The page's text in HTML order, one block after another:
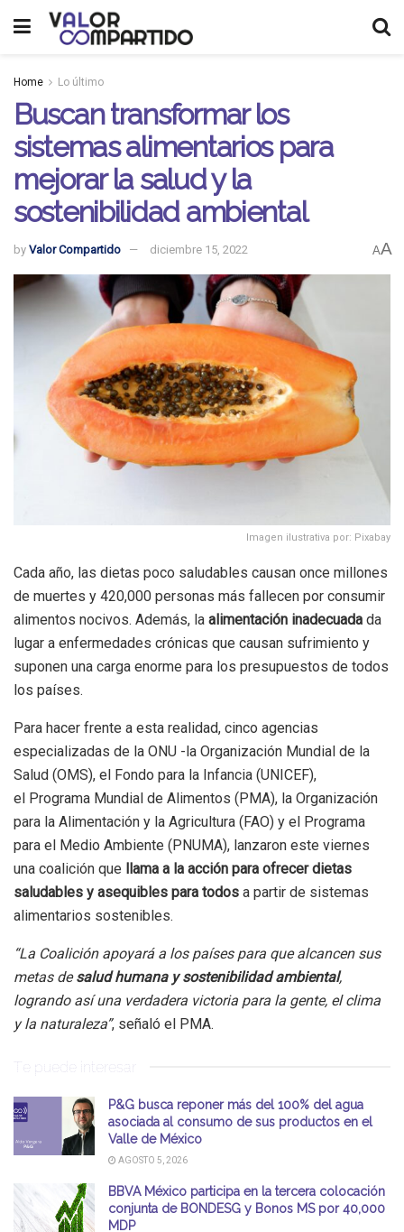
Home Lo último
Buscan transformar los
sistemas alimentarios para
mejorar la salud y la
sostenibilidad ambiental
by Valor Compartido diciembre 15, 2022 AA
Imagen ilustrativa por: Pixabay
Cada año, las dietas poco saludables causan once millones
de muertes y 420,000 personas más fallecen por consumir
alimentos nocivos. Además, la alimentación inadecuada da
lugar a enfermedades crónicas que causan sufrimiento y
suponen una carga enorme para los presupuestos de todos
los países.
Para hacer frente a esta realidad, cinco agencias
especializadas de la ONU -la Organización Mundial de la
Salud (OMS), el Fondo para la Infancia (UNICEF),
el Programa Mundial de Alimentos (PMA), la Organización
para la Alimentación y la Agricultura (FAO) y el Programa
para el Medio Ambiente (PNUMA), lanzaron este viernes
una coalición que
llama a la acción para ofrecer dietas
saludables y asequibles para todos a partir de sistemas
alimentarios sostenibles.
“La Coalición apoyará a los países para que alcancen sus
metas desalud humana y sostenibilidad ambiental,
logrando así una verdadera victoria para la gente, el clima
y la naturaleza”, señaló el PMA.
Te puede interesar
P&G busca reponer más del 100% del agua
asociada al consumo de sus productos en el
Valle de México
AGOSTO 5, 2026
BBVA México participa en la tercera colocación
conjunta de BONDESG y Bonos MS por 40,000
MDP